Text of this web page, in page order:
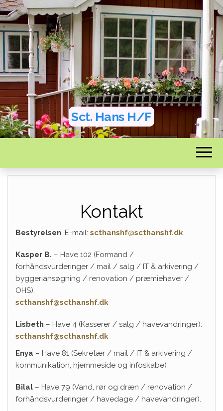
Sct. Hans H/F
Kontakt
Bestyrelsen. E-mail: scthanshf@scthanshf.dk
Kasper B. – Have 102 (Formand /
forhåndsvurderinger / mail / salg / IT & arkivering /
byggeriansøgning / renovation / præmiehaver /
OHS).
scthanshf@scthanshf.dk
Lisbeth – Have 4 (Kasserer / salg / havevandringer).
scthanshf@scthanshf.dk
Enya – Have 81 (Sekretær / mail / IT & arkivering /
kommunikation, hjemmeside og infoskabe)
Bilal – Have 79 (Vand, rør og dræn / renovation /
forhåndsvurderinger / havedage / havevandringer).